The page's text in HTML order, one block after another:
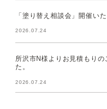
「塗り替え相談会」開催い
2026.07.24
所沢市N様よりお見積もりの
た。
2026.07.24